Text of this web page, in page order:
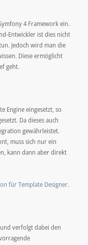
4 Framework ein.
Entwickler ist dies nicht
Jedoch wird man die
Diese ermöglicht
geht.
Engine eingesetzt, so
Da dieses auch
gewährleistet.
muss sich nur ein
kann dann aber direkt
für Template Designer.
verfolgt dabei den